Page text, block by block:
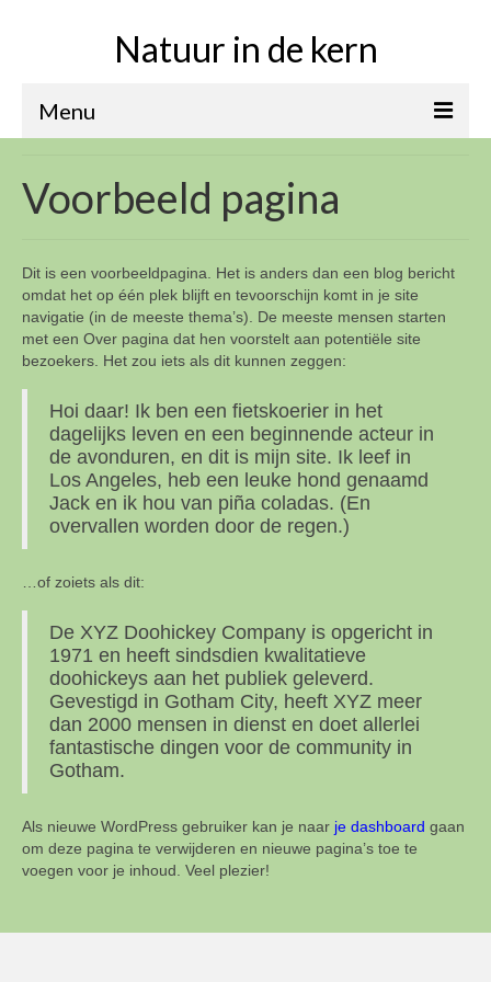
Natuur in de kern
Menu
Over
Tips
Contact
Voorbeeld pagina
Dit is een voorbeeldpagina. Het is anders dan een blog bericht
omdat het op één plek blijft en tevoorschijn komt in je site
navigatie (in de meeste thema’s). De meeste mensen starten
met een Over pagina dat hen voorstelt aan potentiële site
bezoekers. Het zou iets als dit kunnen zeggen:
Hoi daar! Ik ben een fietskoerier in het
dagelijks leven en een beginnende acteur in
de avonduren, en dit is mijn site. Ik leef in
Los Angeles, heb een leuke hond genaamd
Jack en ik hou van piña coladas. (En
overvallen worden door de regen.)
…of zoiets als dit:
De XYZ Doohickey Company is opgericht in
1971 en heeft sindsdien kwalitatieve
doohickeys aan het publiek geleverd.
Gevestigd in Gotham City, heeft XYZ meer
dan 2000 mensen in dienst en doet allerlei
fantastische dingen voor de community in
Gotham.
Als nieuwe WordPress gebruiker kan je naar je dashboard gaan
om deze pagina te verwijderen en nieuwe pagina’s toe te
voegen voor je inhoud. Veel plezier!